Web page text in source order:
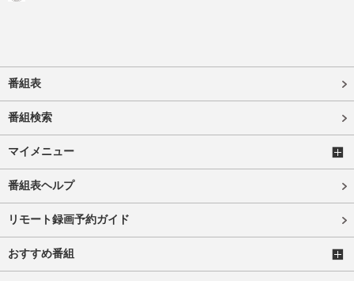
番組表
番組検索
マイメニュー
番組表ヘルプ
リモート録画予約ガイド
おすすめ番組